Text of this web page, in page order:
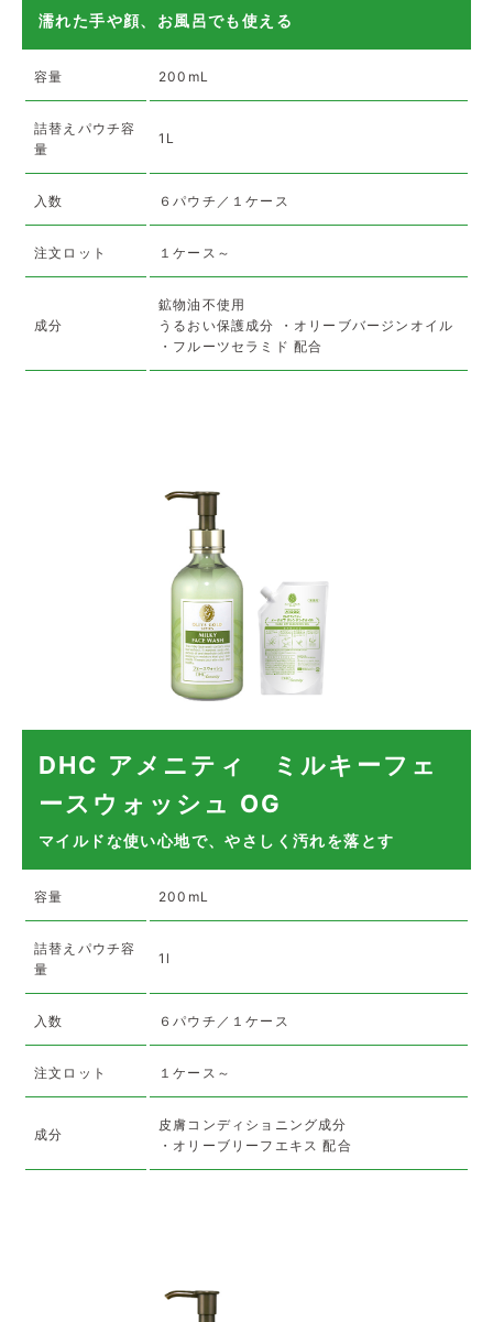
濡れた手や顔、お風呂でも使える
容量 200mL
詰替えパウチ容
量
1L
入数 ６パウチ／１ケース
注文ロット １ケース～
成分
鉱物油不使用
うるおい保護成分 ・オリーブバージンオイル
・フルーツセラミド 配合
DHC アメニティ ミルキーフェ
ースウォッシュ OG
マイルドな使い心地で、やさしく汚れを落とす
容量 200mL
詰替えパウチ容
量
1l
入数 ６パウチ／１ケース
注文ロット １ケース～
成分
皮膚コンディショニング成分
・オリーブリーフエキス 配合